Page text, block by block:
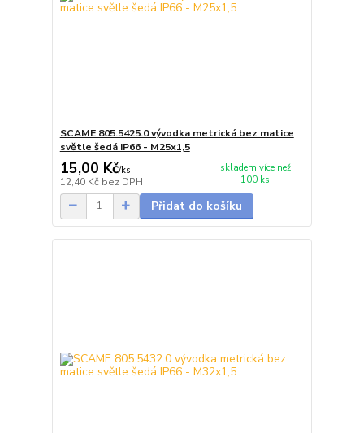
SCAME 805.5425.0 vývodka metrická bez matice
světle šedá IP66 - M25x1,5
15,00 Kč/ks
12,40 Kč bez DPH
skladem více než
100 ks
Přidat do košíku